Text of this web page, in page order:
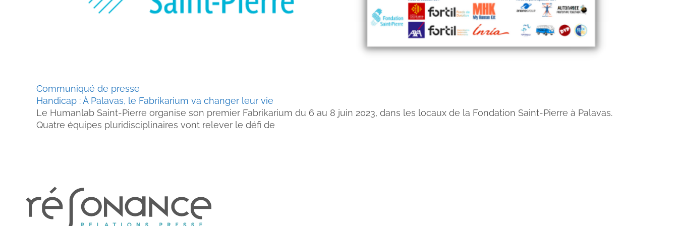
Communiqué de presse
Handicap : À Palavas, le Fabrikarium va changer leur vie
Le Humanlab Saint-Pierre organise son premier Fabrikarium du 6 au 8 juin 2023, dans les locaux de la Fondation Saint-Pierre à Palavas.
Quatre équipes pluridisciplinaires vont relever le défi de